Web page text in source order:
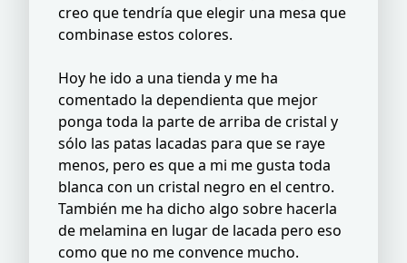
creo que tendría que elegir una mesa que
combinase estos colores.
Hoy he ido a una tienda y me ha
comentado la dependienta que mejor
ponga toda la parte de arriba de cristal y
sólo las patas lacadas para que se raye
menos, pero es que a mi me gusta toda
blanca con un cristal negro en el centro.
También me ha dicho algo sobre hacerla
de melamina en lugar de lacada pero eso
como que no me convence mucho.